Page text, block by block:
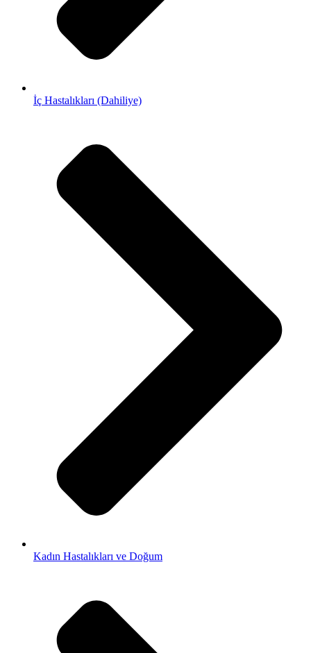
İç Hastalıkları (Dahiliye)
Kadın Hastalıkları ve Doğum